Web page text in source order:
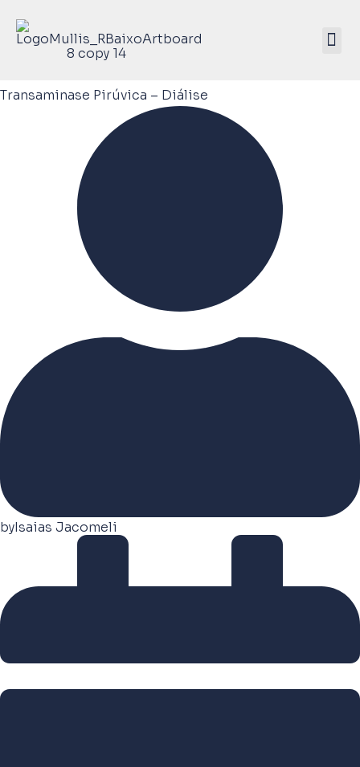
Transaminase Pirúvica – Diálise
byIsaias Jacomeli